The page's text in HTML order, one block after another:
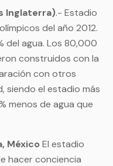
Inglaterra).- Estadio
del año 2012.
del agua. Los 80,000
construidos con la
con otros
siendo el estadio más
menos de agua que
México El estadio
hacer conciencia